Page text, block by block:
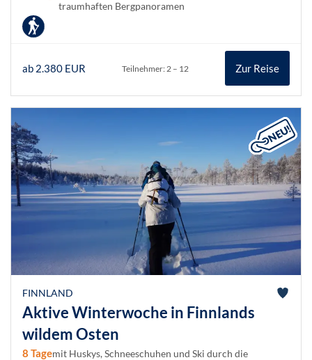
traumhaften Bergpanoramen
ab 2.380 EUR Teilnehmer: 2 – 12 Zur Reise
FINNLAND
Aktive Winterwoche in Finnlands
wildem Osten
8 Tagemit Huskys, Schneeschuhen und Ski durch die